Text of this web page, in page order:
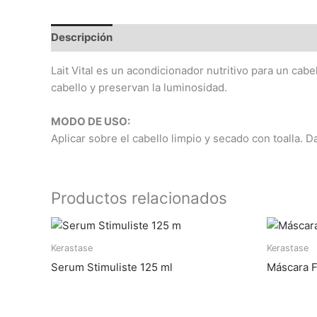
Descripción
Lait Vital es un acondicionador nutritivo para un
cabello y preservan la luminosidad.
MODO DE USO:
Aplicar sobre el cabello limpio y secado con toalla.
Productos relacionados
Kerastase
Serum Stimuliste 125 ml
Kerastase
Máscara